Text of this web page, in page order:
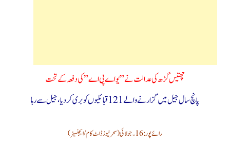
چھتیس گڑھ کی عدالت نے ” یو اے پی اے” کی دفعہ کے تحت
پانچ سال جیل میں گزارنے والے 121 قبائلیوں کو بری کردیا،جیل سے رہا
رائے پور: 16۔جولائی (سحرنیوزڈاٹ کام/ایجنسیز )